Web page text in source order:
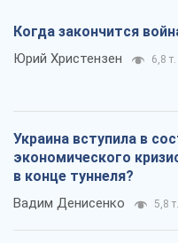
Когда закончится
Юрий Христензен 6,8 т.
Украина вступила в
экономического
в конце туннеля?
Вадим Денисенко 5,8 т.